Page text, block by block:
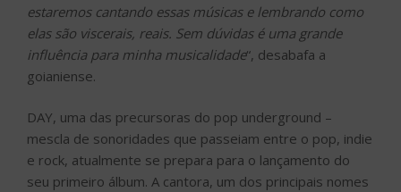
estaremos cantando essas músicas e lembrando como
elas são viscerais, reais. Sem dúvidas é uma grande
influência para minha musicalidade“, desabafa a
goianiense.
DAY, uma das precursoras do pop underground –
mescla de sonoridades que passeiam entre o pop, indie
e rock, atualmente se prepara para o lançamento do
seu primeiro álbum. A cantora, um dos principais nomes